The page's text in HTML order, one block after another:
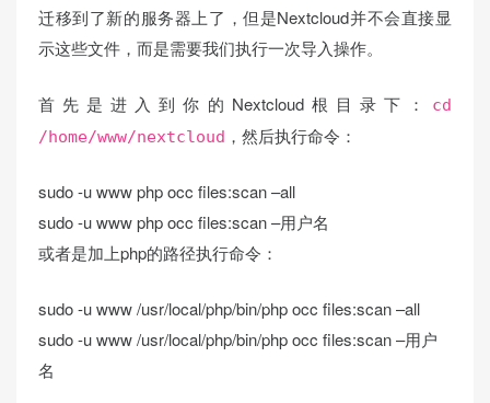
迁移到了新的服务器上了，但是Nextcloud并不会直接显
示这些文件，而是需要我们执行一次导入操作。
首先是进入到你的Nextcloud根目录下：
cd
/home/www/nextcloud ，然后执行命令：
sudo -u www php occ files:scan –all
sudo -u www php occ files:scan –用户名
或者是加上php的路径执行命令：
sudo -u www /usr/local/php/bin/php occ files:scan –all
sudo -u www /usr/local/php/bin/php occ files:scan –用户
名